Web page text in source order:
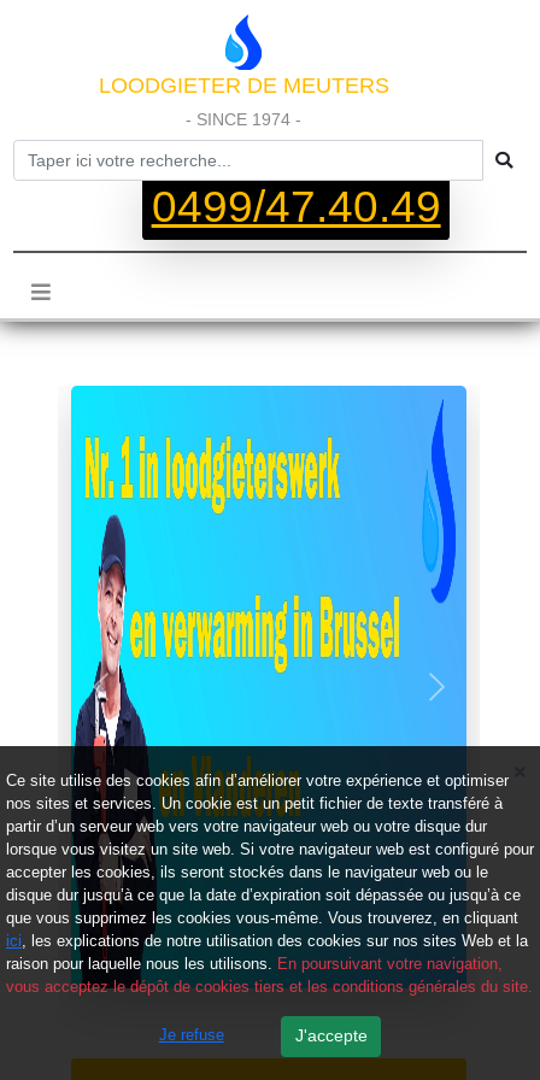
LOODGIETER DE MEUTERS
- SINCE 1974 -
0499/47.40.49
Précédent Suivant
Ce site utilise des cookies afin d’améliorer votre expérience et optimiser
nos sites et services. Un cookie est un petit fichier de texte transféré à
partir d’un serveur web vers votre navigateur web ou votre disque dur
lorsque vous visitez un site web. Si votre navigateur web est configuré pour
accepter les cookies, ils seront stockés dans le navigateur web ou le
disque dur jusqu’à ce que la date d’expiration soit dépassée ou jusqu’à ce
que vous supprimez les cookies vous-même. Vous trouverez, en cliquant
ici, les explications de notre utilisation des cookies sur nos sites Web et la
raison pour laquelle nous les utilisons. En poursuivant votre navigation,
vous acceptez le dépôt de cookies tiers et les conditions générales du site.
Je refuse J'accepte